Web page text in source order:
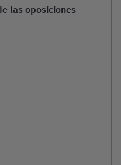
las oposiciones